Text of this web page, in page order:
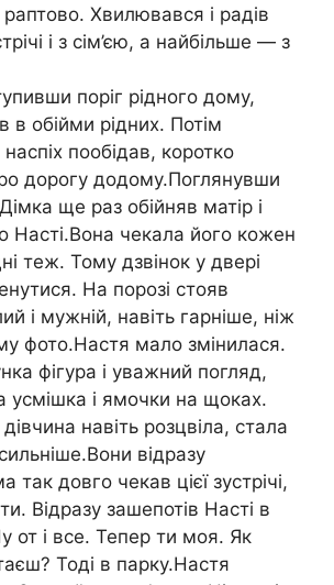
раптово. Хвилювався і радів
і з сім’єю, а найбільше — з
поріг рідного дому,
в обійми рідних. Потім
пообідав, коротко
дорогу додому.Поглянувши
ще раз обійняв матір і
Насті.Вона чекала його кожен
теж. Тому дзвінок у двері
На порозі стояв
і мужній, навіть гарніше, ніж
фото.Настя мало змінилася.
фігура і уважний погляд,
усмішка і ямочки на щоках.
навіть розцвіла, стала
відразу
так довго чекав цієї зустрічі,
Відразу зашепотів Насті в
от і все. Тепер ти моя. Як
Тоді в парку.Настя